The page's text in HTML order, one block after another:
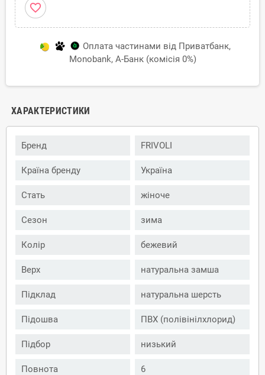
favorite_border
Оплата частинами від Приватбанк,
Monobank, А-Банк (комісія 0%)
ХАРАКТЕРИСТИКИ
Бренд FRIVOLI
Країна бренду Україна
Стать жіноче
Сезон зима
Колір бежевий
Верх натуральна замша
Підклад натуральна шерсть
Підошва ПВХ (полівінілхлорид)
Підбор низький
Повнота 6